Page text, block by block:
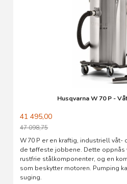
Husqvarna W 70 P -
41 495,00
47 098,75
Rabatt
W 70 P er en kraftig, industriell
de tøffeste jobbene. Dette oppnås
rustfrie stålkomponenter, og en
som beskytter motoren. Pumping
suging.